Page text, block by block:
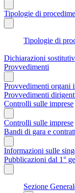
Tipologie di
Tipologie di
Dichiarazioni
Provvedimenti
Provvedimenti organi
Provvedimenti
Controlli sulle imprese
Controlli sulle imprese
Bandi di gara e
Informazioni sulle
Pubblicazioni dal 1°
Sezione